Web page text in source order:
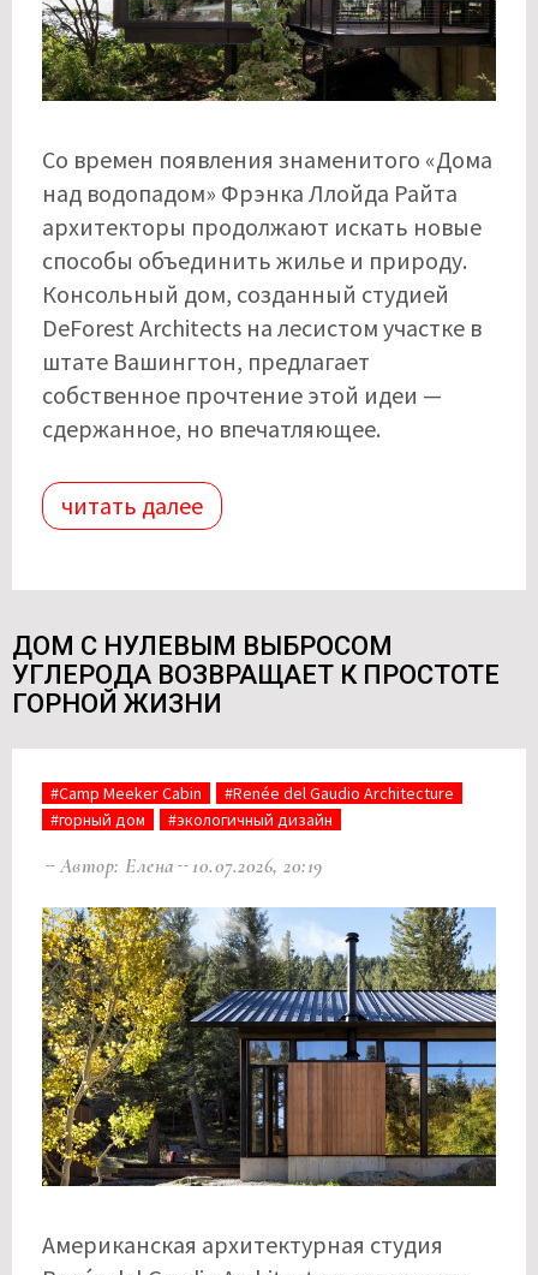
Со времен появления знаменитого «Дома
над водопадом» Фрэнка Ллойда Райта
архитекторы продолжают искать новые
способы объединить жилье и природу.
Консольный дом, созданный студией
DeForest Architects на лесистом участке в
штате Вашингтон, предлагает
собственное прочтение этой идеи —
сдержанное, но впечатляющее.
читать далее
ДОМ С НУЛЕВЫМ ВЫБРОСОМ
УГЛЕРОДА ВОЗВРАЩАЕТ К ПРОСТОТЕ
ГОРНОЙ ЖИЗНИ
#Camp Meeker Cabin
#Renée del Gaudio Architecture
#горный дом
#экологичный дизайн
Автор: Елена 10.07.2026, 20:19
Американская архитектурная студия